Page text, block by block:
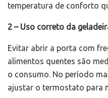
temperatura de conforto
2 – Uso correto da
Evitar abrir a porta com
alimentos quentes são
o consumo. No período
ajustar o termostato para